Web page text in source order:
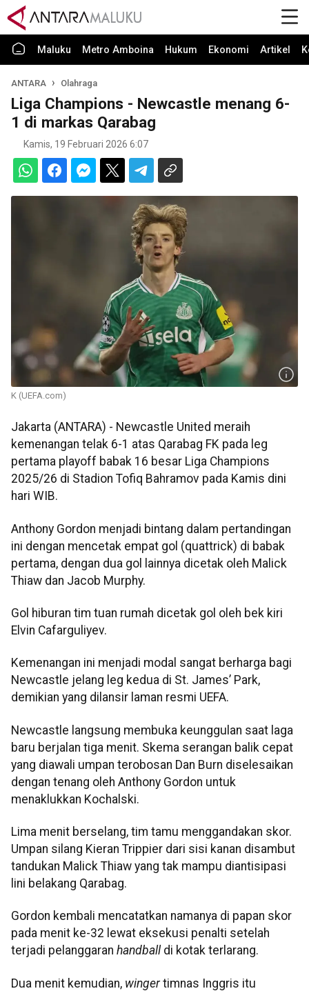
Maluku Metro Amboina Hukum Ekonomi Artikel
ANTARA Olahraga
Liga Champions - Newcastle menang 6-
1 di markas Qarabag
Kamis, 19 Februari 2026 6:07
K (UEFA.com)
Jakarta (ANTARA) - Newcastle United meraih
kemenangan telak 6-1 atas Qarabag FK pada leg
pertama playoff babak 16 besar Liga Champions
2025/26 di Stadion Tofiq Bahramov pada Kamis dini
hari WIB.
Anthony Gordon menjadi bintang dalam pertandingan
ini dengan mencetak empat gol (quattrick) di babak
pertama, dengan dua gol lainnya dicetak oleh Malick
Thiaw dan Jacob Murphy.
Gol hiburan tim tuan rumah dicetak gol oleh bek kiri
Elvin Cafarguliyev.
Kemenangan ini menjadi modal sangat berharga bagi
Newcastle jelang leg kedua di St. James’ Park,
demikian yang dilansir laman resmi UEFA.
Newcastle langsung membuka keunggulan saat laga
baru berjalan tiga menit. Skema serangan balik cepat
yang diawali umpan terobosan Dan Burn diselesaikan
dengan tenang oleh Anthony Gordon untuk
menaklukkan Kochalski.
Lima menit berselang, tim tamu menggandakan skor.
Umpan silang Kieran Trippier dari sisi kanan disambut
tandukan Malick Thiaw yang tak mampu diantisipasi
lini belakang Qarabag.
Gordon kembali mencatatkan namanya di papan skor
pada menit ke-32 lewat eksekusi penalti setelah
terjadi pelanggaran handball di kotak terlarang.
Dua menit kemudian, wingertimnas Inggris itu